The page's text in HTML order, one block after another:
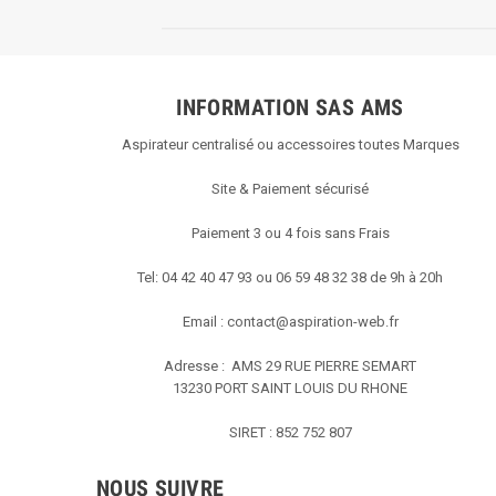
INFORMATION SAS AMS
Aspirateur centralisé ou accessoires toutes Marques
Site & Paiement sécurisé
Paiement 3 ou 4 fois sans Frais
Tel: 04 42 40 47 93 ou 06 59 48 32 38 de 9h à 20h
Email : contact@aspiration-web.fr
Adresse : AMS 29 RUE PIERRE SEMART
13230 PORT SAINT LOUIS DU RHONE
SIRET : 852 752 807
NOUS SUIVRE